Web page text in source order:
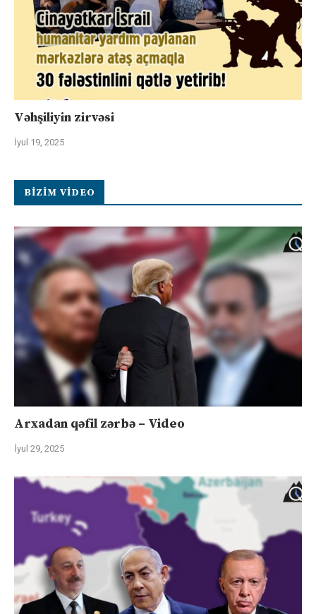
Vəhşiliyin zirvəsi
İyul 19, 2025
BIZIM VIDEO
Arxadan qəfil zərbə – Video
İyul 29, 2025